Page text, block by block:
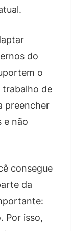
do
o
trabalho de
preencher
e não
consegue
da
Por isso,